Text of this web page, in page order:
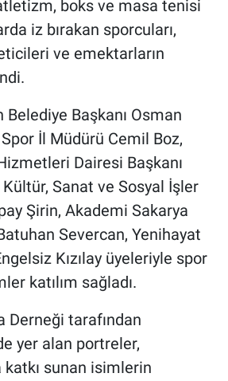
boks ve masa tenisi
iz bırakan sporcuları,
ve emektarların
Belediye Başkanı Osman
İl Müdürü Cemil Boz,
Dairesi Başkanı
Sanat ve Sosyal İşler
Şirin, Akademi Sakarya
Severcan, Yenihayat
Kızılay üyeleriyle spor
katılım sağladı.
Derneği tarafından
yer alan portreler,
katkı sunan isimlerin